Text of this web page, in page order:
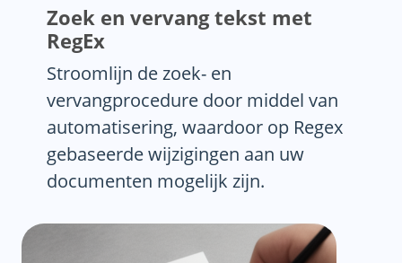
Zoek en vervang tekst met
RegEx
Stroomlijn de zoek- en
vervangprocedure door middel van
automatisering, waardoor op Regex
gebaseerde wijzigingen aan uw
documenten mogelijk zijn.